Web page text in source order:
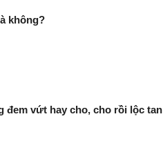
không?
đem vứt hay cho, cho rồi lộc tan